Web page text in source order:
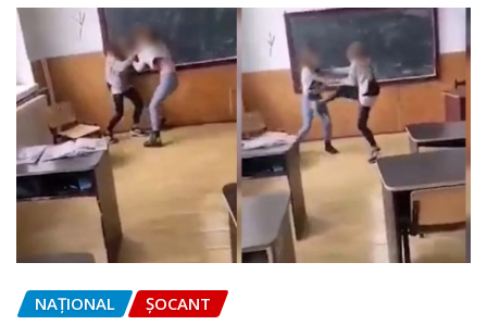
NAŢIONAL ȘOCANT